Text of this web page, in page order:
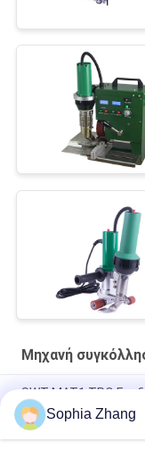
Μηχανή
SWT-MAT1 ΤΡΟ
Επεξεργαστήριο
Συσκευή
Sophia Zhang